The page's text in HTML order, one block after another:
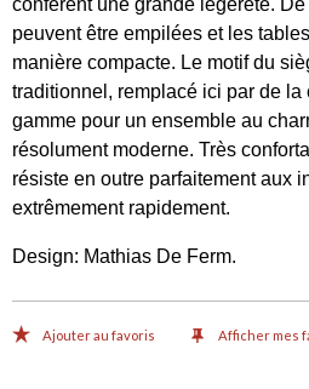
peuvent être empilées et les
manière compacte. Le motif du
traditionnel, remplacé ici par de la
gamme pour un ensemble au
résolument moderne. Très
résiste en outre parfaitement aux
extrêmement rapidement.
Design: Mathias De Ferm.
Ajouter au favoris Afficher mes